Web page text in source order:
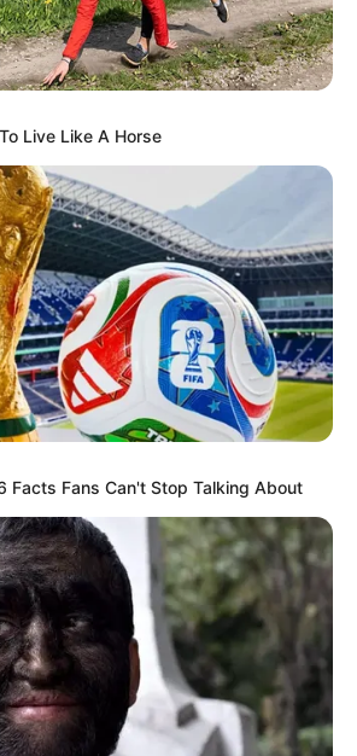
Live Like A Horse
Facts Fans Can't Stop Talking About